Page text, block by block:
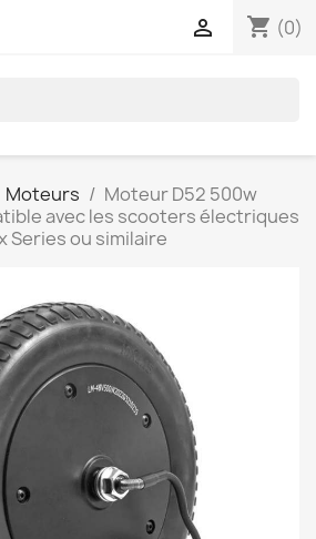
shopping_cart (0)

Moteurs
Moteur D52 500w
avec les scooters électriques
Series ou similaire